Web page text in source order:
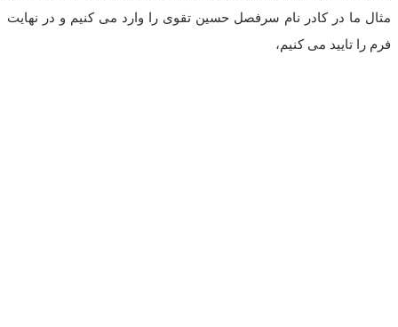
مثال ما در کادر نام سرفصل حسین تقوی را وارد می کنیم و در نهایت
فرم را تایید می کنیم،